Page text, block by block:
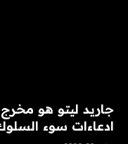
جاريد ليتو هو
ادعاءات سوء